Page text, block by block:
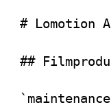
# Lomotion
##